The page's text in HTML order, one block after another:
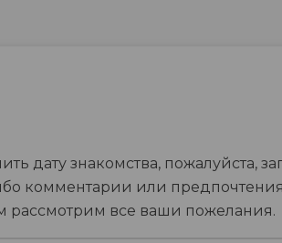
дату знакомства, пожалуйста,
комментарии или
рассмотрим все ваши пожелания.